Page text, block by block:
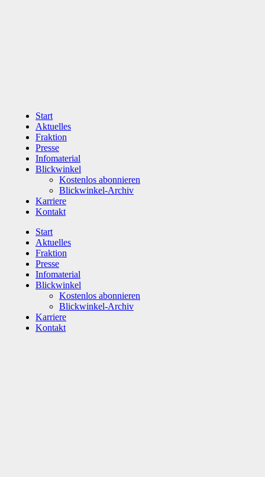
Start
Aktuelles
Fraktion
Presse
Infomaterial
Blickwinkel
Kostenlos abonnieren
Blickwinkel-Archiv
Karriere
Kontakt
Start
Aktuelles
Fraktion
Presse
Infomaterial
Blickwinkel
Kostenlos abonnieren
Blickwinkel-Archiv
Karriere
Kontakt